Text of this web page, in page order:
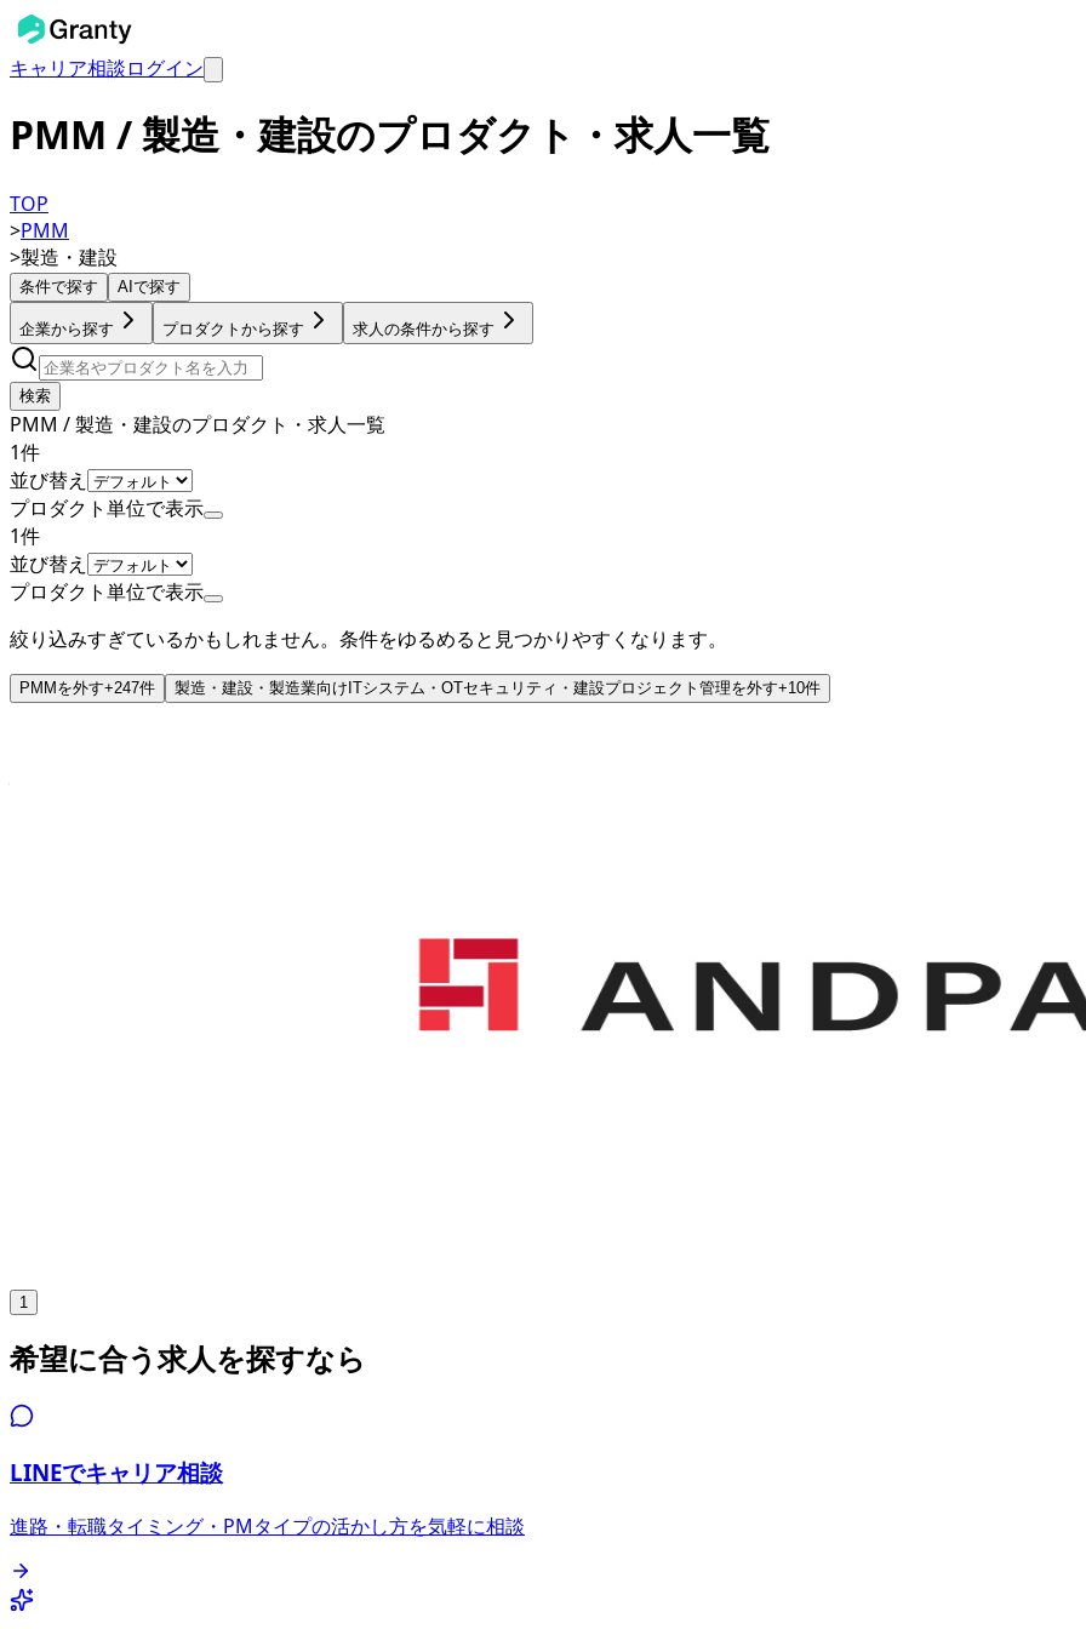
キャリア相談ログイン
PMM / 製造・建設のプロダクト・求人一覧
TOP
>PMM
>製造・建設
条件で探す AIで探す
企業から探す プロダクトから探す 求人の条件から探す
検索
PMM / 製造・建設のプロダクト・求人一覧
1件
並び替え
プロダクト単位で表示
1件
並び替え
プロダクト単位で表示
絞り込みすぎているかもしれません。条件をゆるめると見つかりやすくなります。
PMM を外す+247件 製造・建設・製造業向けITシステム・OTセキュリティ・建設プロジェクト管理を外す+10件
利用社数20万社・ユーザー数51万人にお使い頂いているシェアNo1施工管理アプリANDPAD（アンドパッド）新築・リフ
ります。工期遅れ・残業削減・粗利改善など経営から現場まであらゆる課題をANDPADが解決！
1
希望に合う求人を探すなら
LINEでキャリア相談
進路・転職タイミング・PMタイプの活かし方を気軽に相談